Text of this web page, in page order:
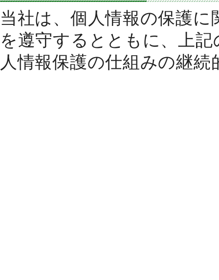
当社は、個人情報の保護
を遵守するとともに、上
人情報保護の仕組みの継